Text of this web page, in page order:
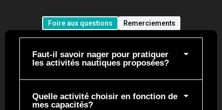
Foire aux questions Remerciements
Faut-il savoir nager pour pratiquer
les activités nautiques proposées?
Quelle activité choisir en fonction de
mes capacités?